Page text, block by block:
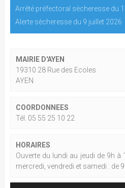
Arrêté préfectoral sècheresse du
Alerte sècheresse du 9 juillet 2026
MAIRIE D'AYEN
19310 28 Rue des Ecoles
AYEN
COORDONNEES
Tél. 05 55 25 10 22
HORAIRES
Ouverte du lundi au jeudi de 9h à
mercredi, vendredi et samedi : de